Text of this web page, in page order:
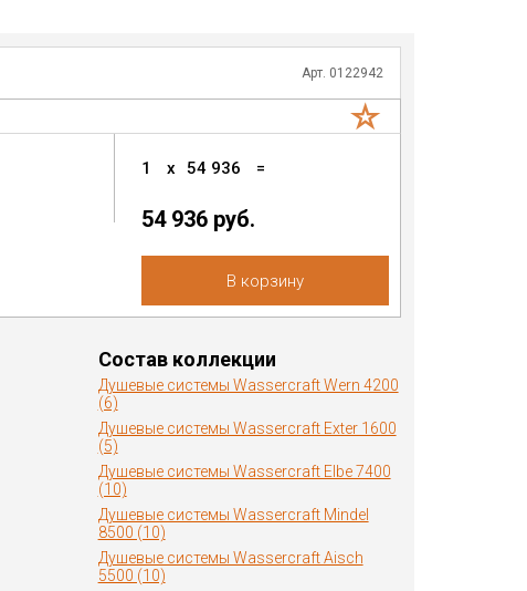
Арт. 0122942
1 x 54 936 =
54 936 руб.
В корзину
Состав коллекции
Душевые системы Wassercraft Wern 4200
(6)
Душевые системы Wassercraft Exter 1600
(5)
Душевые системы Wassercraft Elbe 7400
(10)
Душевые системы Wassercraft Mindel
8500 (10)
Душевые системы Wassercraft Aisch
5500 (10)